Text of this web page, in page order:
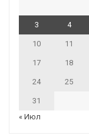
3 4
10 11
17 18
24 25
31
« Июл